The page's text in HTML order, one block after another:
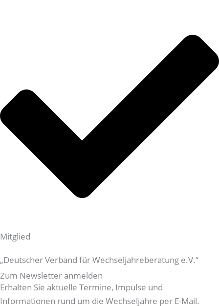
Mitglied
„Deutscher Verband für Wechseljahreberatung e.V.“
Zum Newsletter anmelden
Erhalten Sie aktuelle Termine, Impulse und
Informationen rund um die Wechseljahre per E-Mail.